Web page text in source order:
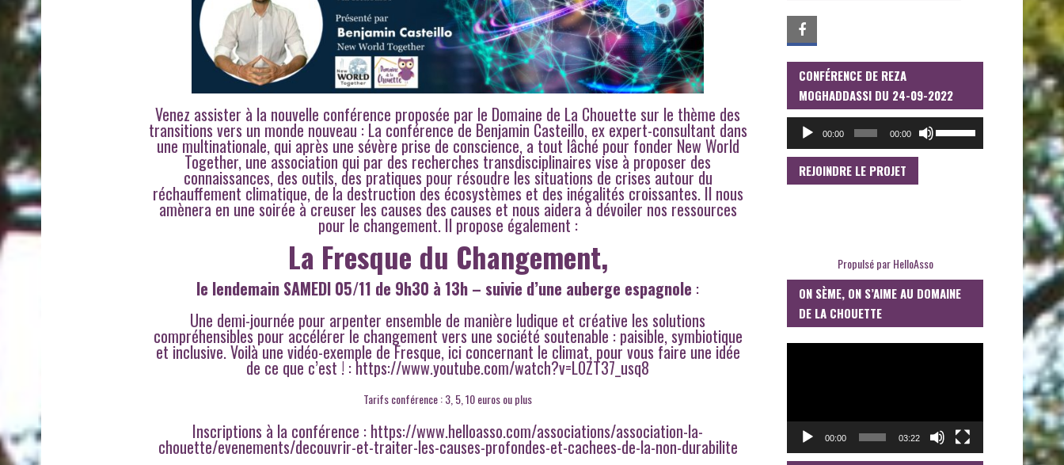
Venez assister à la nouvelle conférence proposée par le Domaine de La Chouette sur le thème des
transitions vers un monde nouveau : La conférence de Benjamin Casteillo, ex expert-consultant dans
une multinationale, qui après une sévère prise de conscience, a tout lâché pour fonder New World
Together, une association qui par des recherches transdisciplinaires vise à proposer des
connaissances, des outils, des pratiques pour résoudre les situations de crises autour du
réchauffement climatique, de la destruction des écosystèmes et des inégalités croissantes. Il nous
amènera en une soirée à creuser les causes des causes et nous aidera à dévoiler nos ressources
pour le changement. Il propose également :
La Fresque du Changement,
le lendemain SAMEDI 05/11 de 9h30 à 13h – suivie d’une auberge espagnole :
Une demi-journée pour arpenter ensemble de manière ludique et créative les solutions
compréhensibles pour accélérer le changement vers une société soutenable : paisible, symbiotique
et inclusive. Voilà une vidéo-exemple de Fresque, ici concernant le climat, pour vous faire une idée
de ce que c’est ! : https://www.youtube.com/watch?v=L0ZT37_usq8
Tarifs conférence : 3, 5, 10 euros ou plus
Inscriptions à la conférence : https://www.helloasso.com/associations/association-la-
chouette/evenements/decouvrir-et-traiter-les-causes-profondes-et-cachees-de-la-non-durabilite
CONFÉRENCE DE REZA
MOGHADDASSI DU 24-09-2022
LECTEUR
00:00 00:00
LES
FLÈCHES
REJOINDRE LE PROJET
Propulsé parHelloAsso
ON SÈME, ON S’AIME AU DOMAINE
DE LA CHOUETTE
00:00 03:22